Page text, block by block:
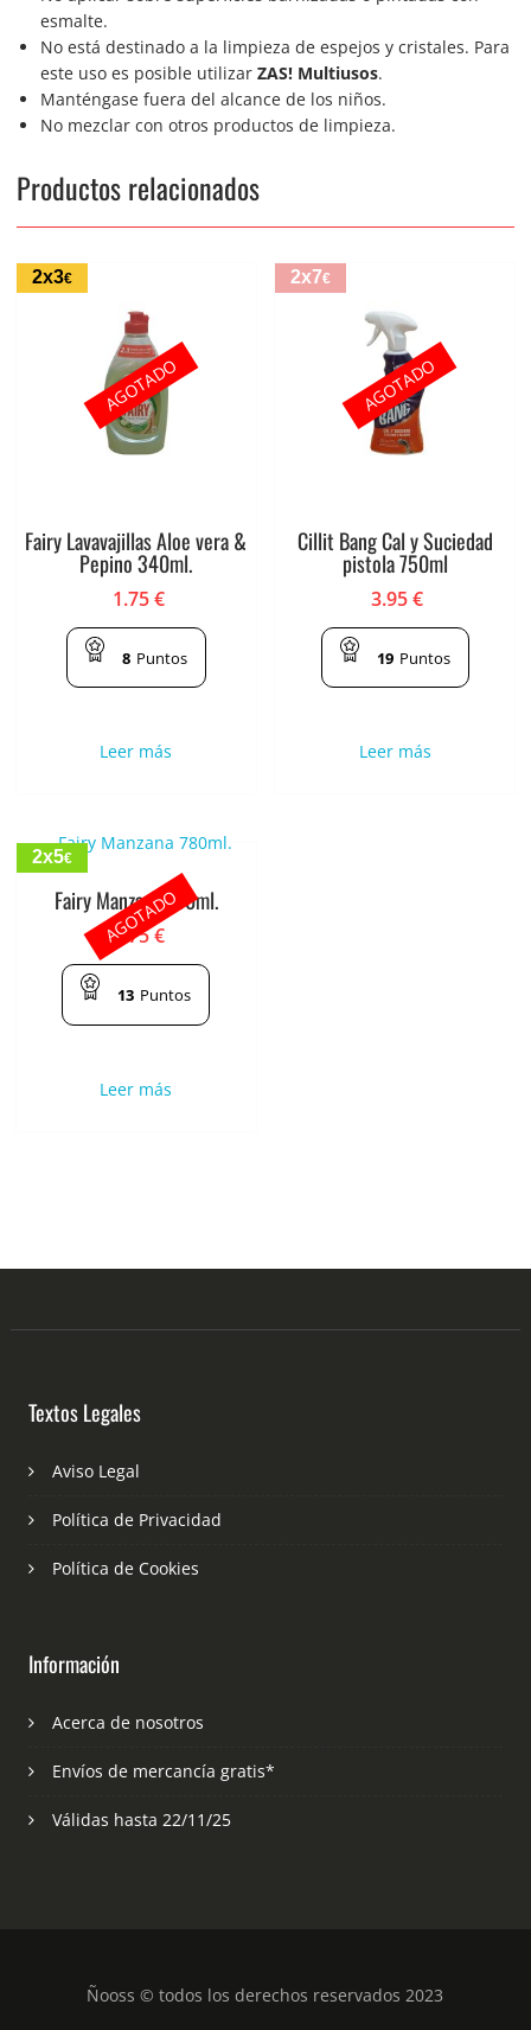
esmalte.
No está destinado a la limpieza de espejos y cristales. Para
este uso es posible utilizar ZAS! Multiusos.
Manténgase fuera del alcance de los niños.
No mezclar con otros productos de limpieza.
Productos relacionados
2x3€
Fairy Lavavajillas Aloe vera &
Pepino 340ml.
1.75€
8 Puntos
Leer más
AGOTADO
2x7€
Cillit Bang Cal y Suciedad
pistola 750ml
3.95€
19 Puntos
Leer más
AGOTADO
2x5€
Fairy Manzana 780ml.
2.75€
13 Puntos
Leer más
AGOTADO
Textos Legales
Aviso Legal
Política de Privacidad
Política de Cookies
Información
Acerca de nosotros
Envíos de mercancía gratis*
Válidas hasta 22/11/25
Ñooss © todos los derechos reservados 2023